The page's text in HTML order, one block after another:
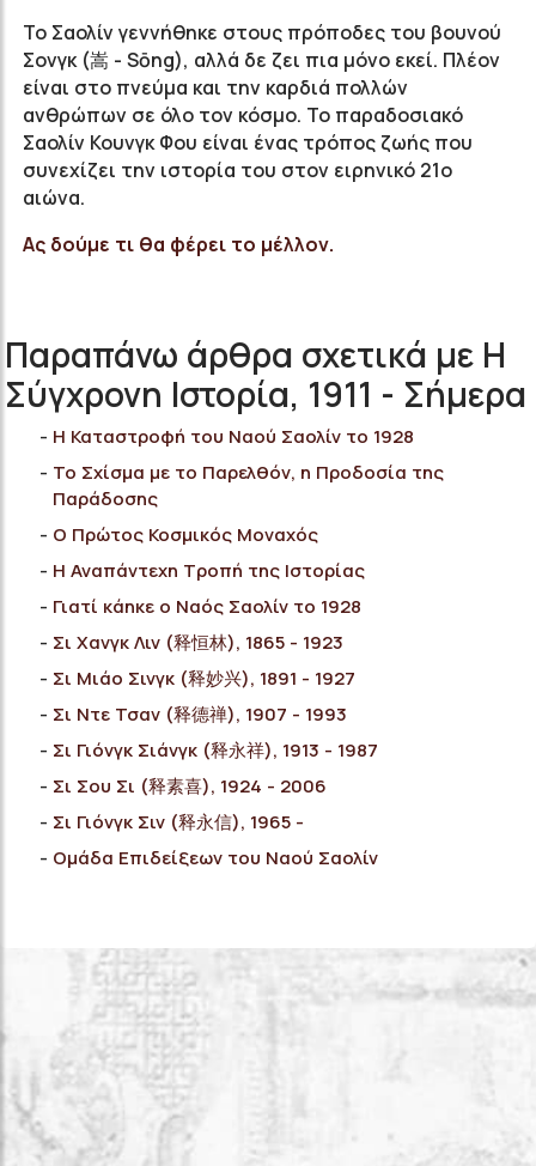
Το Σαολίν γεννήθηκε στους πρόποδες του βουνού
Σονγκ (嵩 - Sōng), αλλά δε ζει πια μόνο εκεί. Πλέον
είναι στο πνεύμα και την καρδιά πολλών
ανθρώπων σε όλο τον κόσμο. Το παραδοσιακό
Σαολίν Κουνγκ Φου είναι ένας τρόπος ζωής που
συνεχίζει την ιστορία του στον ειρηνικό 21ο
αιώνα.
Ας δούμε τι θα φέρει το μέλλον.
Παραπάνω άρθρα σχετικά με Η
Σύγχρονη Ιστορία, 1911 - Σήμερα
Η Καταστροφή του Nαού Σαολίν το 1928
Το Σχίσμα με το Παρελθόν, η Προδοσία της
Παράδοσης
Ο Πρώτος Κοσμικός Μοναχός
Η Αναπάντεχη Τροπή της Ιστορίας
Γιατί κάηκε ο Ναός Σαολίν το 1928
Σι Χανγκ Λιν (释恒林), 1865 - 1923
Σι Μιάο Σινγκ (释妙兴), 1891 - 1927
Σι Ντε Τσαν (释德禅), 1907 - 1993
Σι Γιόνγκ Σιάνγκ (释永祥), 1913 - 1987
Σι Σου Σι (释素喜), 1924 - 2006
Σι Γιόνγκ Σιν (释永信), 1965 -
Ομάδα Επιδείξεων του Ναού Σαολίν